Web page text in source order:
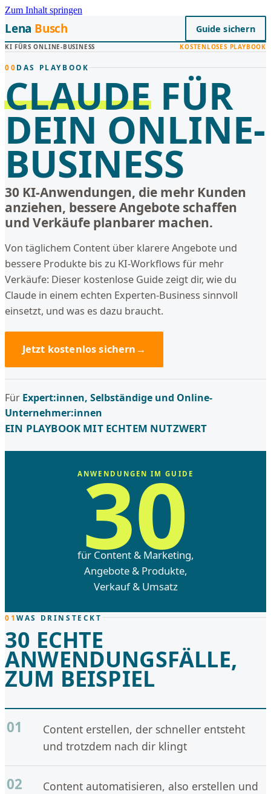
Zum Inhalt springen
Lena Busch Guide sichern
KI FÜRS ONLINE-BUSINESS KOSTENLOSES PLAYBOOK
00DAS PLAYBOOK
CLAUDEFÜR
DEIN ONLINE-
BUSINESS
30 KI-Anwendungen, die mehr Kunden
anziehen, bessere Angebote schaffen
und Verkäufe planbarer machen.
Von täglichem Content über klarere Angebote und
bessere Produkte bis zu KI-Workflows für mehr
Verkäufe: Dieser kostenlose Guide zeigt dir, wie du
Claude in einem echten Experten-Business sinnvoll
einsetzt, und was es dazu braucht.
Jetzt kostenlos sichern →
Für Expert:innen, Selbständige und Online-
Unternehmer:innen
EIN PLAYBOOK MIT ECHTEM NUTZWERT
ANWENDUNGEN IM GUIDE
30
für Content & Marketing,
Angebote & Produkte,
Verkauf & Umsatz
01WAS DRINSTECKT
30 ECHTE
ANWENDUNGSFÄLLE,
ZUM BEISPIEL
01
Content erstellen, der schneller entsteht
und trotzdem nach dir klingt
02
Content automatisieren, also erstellen und